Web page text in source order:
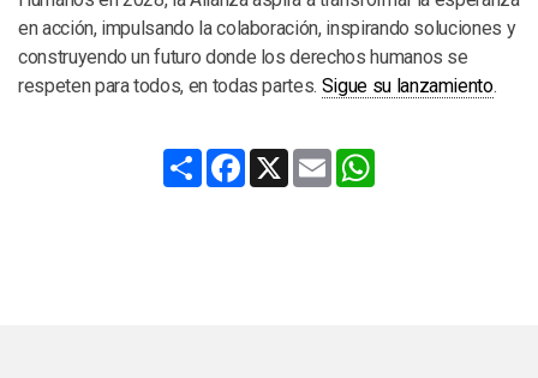
en acción, impulsando la colaboración, inspirando soluciones y
construyendo un futuro donde los derechos humanos se
respeten para todos, en todas partes. Sigue su lanzamiento.
Share Facebook
X Email